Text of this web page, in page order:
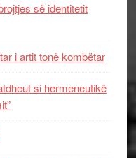
së identitetit
i artit tonë kombëtar
si hermeneutikë